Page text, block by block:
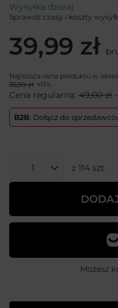
Wysyłka dzisiaj
Sprawdź czasy i koszty
39,99 zł
Najniższa cena produktu w
35,99 zł +11%
Cena regularna: 49,00 zł
B2B: Dołącz do
z 114 szt.
Możesz